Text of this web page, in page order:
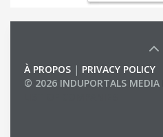
À PROPOS | PRIVACY POLICY
© 2026 INDUPORTALS MEDIA